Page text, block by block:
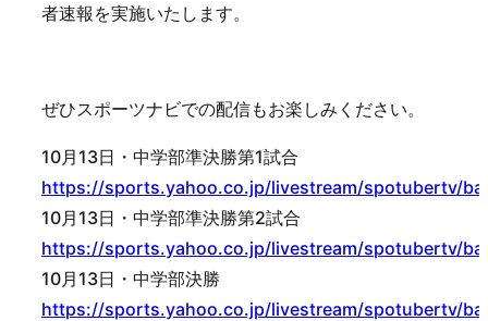
者速報を実施いたします。
ぜひスポーツナビでの配信もお楽しみください。
10月13日・中学部準決勝第1試合
https://sports.yahoo.co.jp/livestream/spotubertv/
10月13日・中学部準決勝第2試合
https://sports.yahoo.co.jp/livestream/spotubertv/
10月13日・中学部決勝
https://sports.yahoo.co.jp/livestream/spotubertv/